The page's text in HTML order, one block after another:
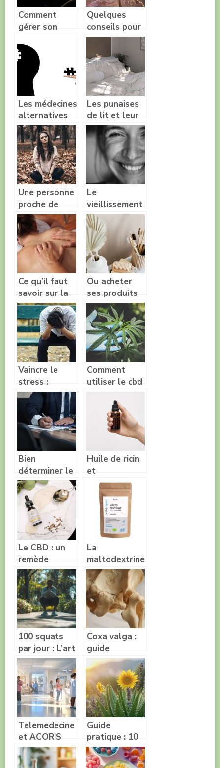
Comment
gérer son
cours d’un
voyage ?
Quelques
conseils pour
éviter de
stresser lors
d’un voyage
Les médecines
alternatives
contre
l’anxiété et le
stress
Les punaises
de lit et leur
impact sur le
bien-être et la
santé
Une personne
proche de
nous est en
dépression,
comment faire
?
Le
vieillissement
de la peau et
les
traitements
existants
Ce qu’il faut
savoir sur la
kinesiologie
Ou acheter
ses produits
dentaires
moins chers
pour ne pas
avoir des
douleurs de
dent ?
Vaincre le
stress :
quelles
astuces
Comment
utiliser le cbd
contre le
stress et
l’anxiete ?
Bien
déterminer le
salaire brut et
net pour
éviter le
stress
financier
Huile de ricin
et
accouchement,
les secrets
dévoilés
Le CBD : un
remède
naturel pour
apaiser le
stress et
l’anxiété
La
maltodextrine
contient-elle
du gluten ?
100 squats
par jour : L’art
de concilier
performance
et protection
des genoux
Coxa valga :
guide
d’exercices
therapeutiques
recommandes
Telemedecine
et ACORIS
Mutuelles :
l’avenir des
Guide
pratique : 10
remedes
naturels pour